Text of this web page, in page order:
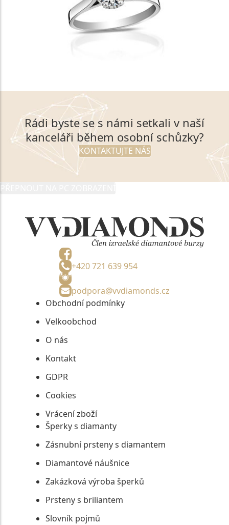
Rádi byste se s námi setkali v naší
kanceláři během osobní schůzky?
KONTAKTUJTE NÁS
+420 721 639 954
podpora@vvdiamonds.cz
Obchodní podmínky
Velkoobchod
O nás
Kontakt
GDPR
Cookies
Vrácení zboží
Šperky s diamanty
Zásnubní prsteny s diamantem
Diamantové náušnice
Zakázková výroba šperků
Prsteny s briliantem
Slovník pojmů